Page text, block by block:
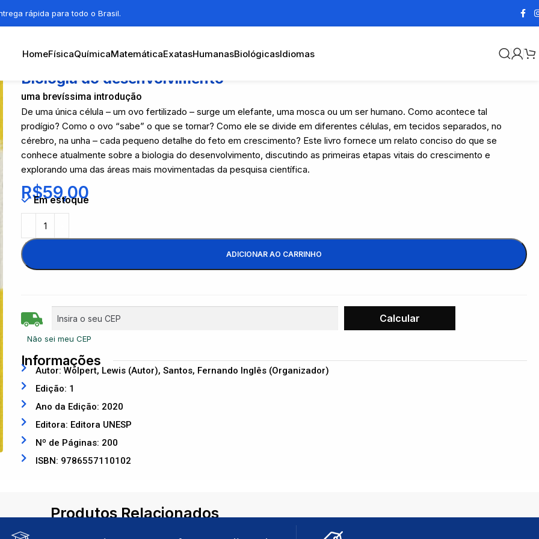
rápida para todo o Brasil.
HomeFísicaQuímicaMatemáticaExatasHumanasBiológicasIdiomas
Biologia do desenvolvimento
uma brevíssima introdução
De uma única célula – um ovo fertilizado – surge um elefante, uma mosca ou um ser humano. Como acontece tal
prodígio? Como o ovo “sabe” o que se tornar? Como ele se divide em diferentes células, em tecidos separados, no
cérebro, na unha – cada pequeno detalhe do feto em crescimento? Este livro fornece um relato conciso do que se
conhece atualmente sobre a biologia do desenvolvimento, discutindo as primeiras etapas vitais do crescimento e
explorando uma das áreas mais movimentadas da pesquisa científica.
R$59,00
Em estoque
ADICIONAR AO CARRINHO
Não sei meu CEP
Informações
Autor: Wolpert, Lewis (Autor), Santos, Fernando Inglês (Organizador)
Edição: 1
Ano da Edição: 2020
Editora: Editora UNESP
Nº de Páginas: 200
ISBN: 9786557110102
Produtos Relacionados